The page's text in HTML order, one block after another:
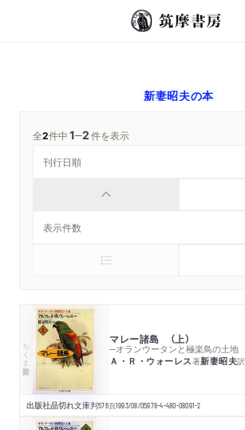
新妻昭夫の本
全2件中1─2件を表示
ちくま学芸文庫 マレー諸島 （上）
─オランウータンと極楽鳥の土地
Ａ・Ｒ・ウォーレス著新妻昭夫訳
出版社品切れ文庫判576頁1993/08/05978-4-480-08091-2